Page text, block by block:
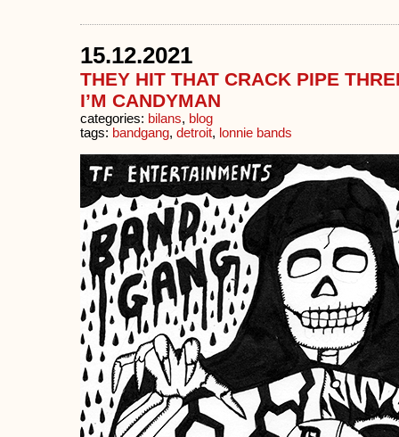
15.12.2021
THEY HIT THAT CRACK PIPE
I’M CANDYMAN
categories: bilans, blog
tags: bandgang, detroit, lonnie bands